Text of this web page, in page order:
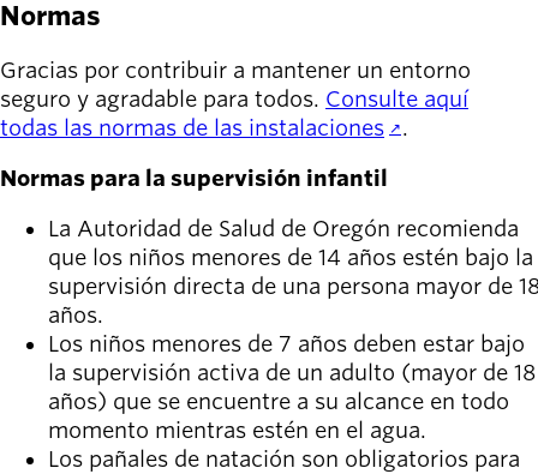
Normas
Gracias por contribuir a mantener un entorno
seguro y agradable para todos. Consulte aquí
todas las normas de las instalaciones
.
Normas para la supervisión infantil
La Autoridad de Salud de Oregón recomienda
que los niños menores de 14 años estén bajo la
supervisión directa de una persona mayor de
años.
Los niños menores de 7 años deben estar bajo
la supervisión activa de un adulto (mayor de 18
años) que se encuentre a su alcance en todo
momento mientras estén en el agua.
Los pañales de natación son obligatorios para